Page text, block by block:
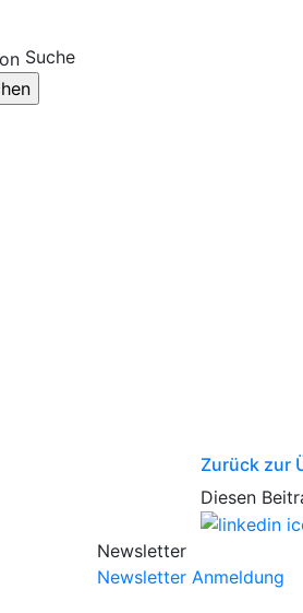
Suche
Zurück zur
Diesen
Newsletter
Newsletter Anmeldung